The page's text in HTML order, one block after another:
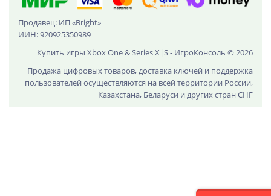
Продавец: ИП «Bright»
ИИН: 920925350989
Купить игры Xbox One & Series X|S - ИгроКонсоль © 2026
Продажа цифровых товаров, доставка ключей и поддержка
пользователей осуществляются на всей территории России,
Казахстана, Беларуси и других стран СНГ